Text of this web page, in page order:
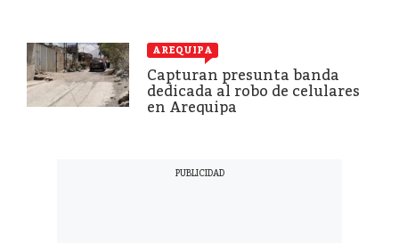
AREQUIPA
Capturan presunta banda
dedicada al robo de celulares
en Arequipa